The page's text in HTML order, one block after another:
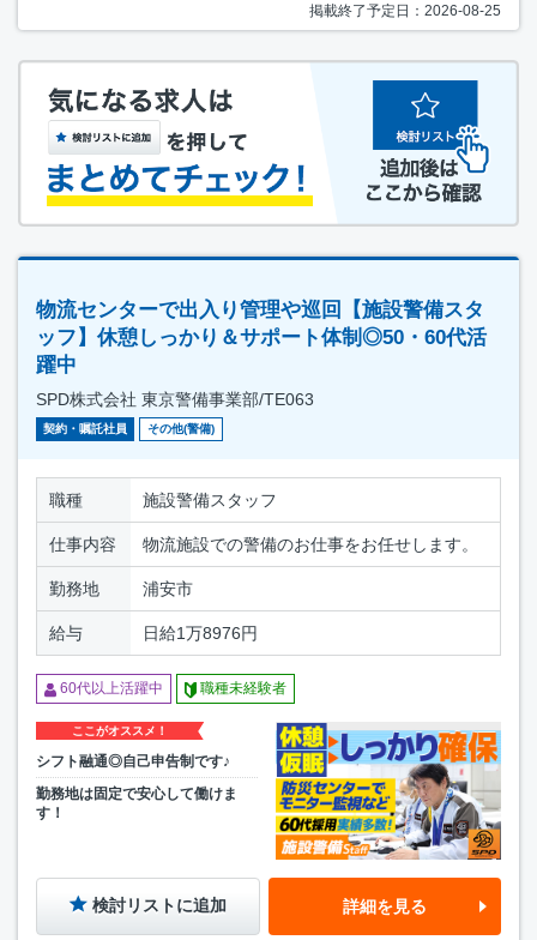
掲載終了予定日：2026-08-25
物流センターで出入り管理や巡回【施設警備スタ
ッフ】休憩しっかり＆サポート体制◎50・60代活
躍中
SPD株式会社 東京警備事業部/TE063
契約・嘱託社員 その他(警備)
職種 施設警備スタッフ
仕事内容 物流施設での警備のお仕事をお任せします。
勤務地 浦安市
給与 日給1万8976円
60代以上活躍中 職種未経験者
ここがオススメ！
シフト融通◎自己申告制です♪
勤務地は固定で安心して働けま
す！
検討リストに追加 詳細を見る